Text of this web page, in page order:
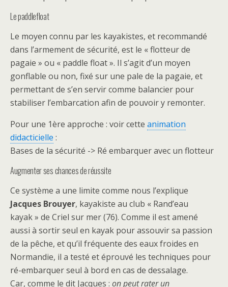
Le paddlefloat
Le moyen connu par les kayakistes, et recommandé
dans l’armement de sécurité, est le « flotteur de
pagaie » ou « paddle float ». Il s’agit d’un moyen
gonflable ou non, fixé sur une pale de la pagaie, et
permettant de s’en servir comme balancier pour
stabiliser l’embarcation afin de pouvoir y remonter.
Pour une 1ère approche : voir cette animation
didacticielle :
Bases de la sécurité -> Ré embarquer avec un flotteur
Augmenter ses chances de réussite
Ce système a une limite comme nous l’explique
Jacques Brouyer, kayakiste au club « Rand’eau
kayak » de Criel sur mer (76). Comme il est amené
aussi à sortir seul en kayak pour assouvir sa passion
de la pêche, et qu’il fréquente des eaux froides en
Normandie, il a testé et éprouvé les techniques pour
ré-embarquer seul à bord en cas de dessalage.
Car, comme le dit Jacques : on peut rater un